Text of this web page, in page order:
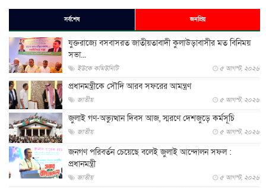
সর্বশেষ জনপ্রিয়
যুক্তরাজ্যে বসবাসরত জাতীয়তাবাদী কুলাউড়াবাসীর মত বিনিময়
সভা...
ইউকে কমিউনিটি ৫ আগস্ট, ২০২৬
প্রধানমন্ত্রীকে সৌদি আরব সফরের আমন্ত্রণ
জাতীয় ৫ আগস্ট, ২০২৬
জুলাই গণ-অভ্যুত্থান দিবস আজ, স্মরণে দেশজুড়ে কর্মসূচি
জাতীয় ৫ আগস্ট, ২০২৬
জনগণ পরিবর্তন চেয়েছে বলেই জুলাই আন্দোলন সফল :
প্রধানমন্ত্রী
জাতীয় ৫ আগস্ট, ২০২৬